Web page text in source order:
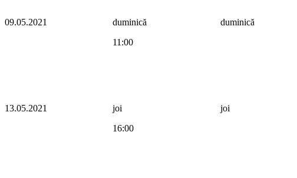
09.05.2021
duminică
11:00
duminică
13.05.2021
joi
16:00
joi